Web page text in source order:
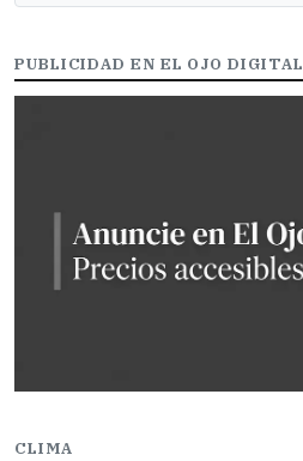
PUBLICIDAD EN EL OJO DIGITAL
CLIMA